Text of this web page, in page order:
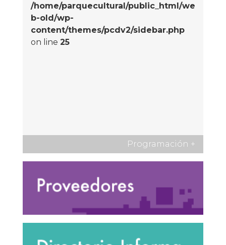
/home/parquecultural/public_html/we
b-old/wp-
content/themes/pcdv2/sidebar.php
on line 25
Programación +